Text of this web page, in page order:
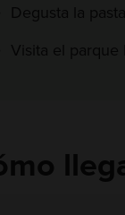
Degusta la
Visita el parque